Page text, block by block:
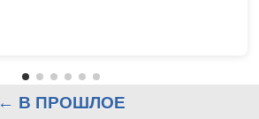
← В ПРОШЛОЕ